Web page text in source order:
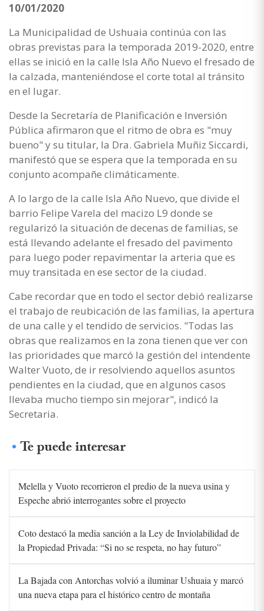
10/01/2020
La Municipalidad de Ushuaia continúa con las
obras previstas para la temporada 2019-2020, entre
ellas se inició en la calle Isla Año Nuevo el fresado de
la calzada, manteniéndose el corte total al tránsito
en el lugar.
Desde la Secretaría de Planificación e Inversión
Pública afirmaron que el ritmo de obra es "muy
bueno" y su titular, la Dra. Gabriela Muñiz Siccardi,
manifestó que se espera que la temporada en su
conjunto acompañe climáticamente.
A lo largo de la calle Isla Año Nuevo, que divide el
barrio Felipe Varela del macizo L9 donde se
regularizó la situación de decenas de familias, se
está llevando adelante el fresado del pavimento
para luego poder repavimentar la arteria que es
muy transitada en ese sector de la ciudad.
Cabe recordar que en todo el sector debió realizarse
el trabajo de reubicación de las familias, la apertura
de una calle y el tendido de servicios. "Todas las
obras que realizamos en la zona tienen que ver con
las prioridades que marcó la gestión del intendente
Walter Vuoto, de ir resolviendo aquellos asuntos
pendientes en la ciudad, que en algunos casos
llevaba mucho tiempo sin mejorar", indicó la
Secretaria.
Te puede interesar
Melella y Vuoto recorrieron el predio de la nueva usina y
Espeche abrió interrogantes sobre el proyecto
Coto destacó la media sanción a la Ley de Inviolabilidad de
la Propiedad Privada: “Si no se respeta, no hay futuro”
La Bajada con Antorchas volvió a iluminar Ushuaia y marcó
una nueva etapa para el histórico centro de montaña